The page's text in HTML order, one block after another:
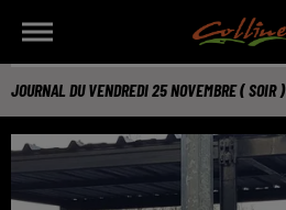
JOURNAL DU VENDREDI 25 NOVEMBRE ( SOIR )